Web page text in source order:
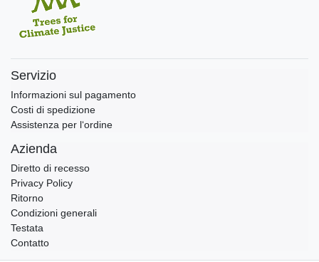
Servizio
Informazioni sul pagamento
Costi di spedizione
Assistenza per l‘ordine
Azienda
Diretto di recesso
Privacy Policy
Ritorno
Condizioni generali
Testata
Contatto